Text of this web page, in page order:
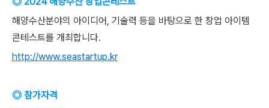
해양수산분야의 아이디어, 기술력 등을 바탕으로 한 창업 아이템
콘테스트를 개최합니다.
http://www.seastartup.kr
◎ 참가자격